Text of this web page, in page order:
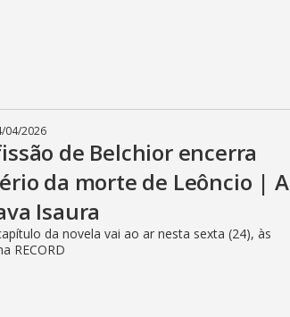
04/2026
de Belchior encerra
da morte de Leôncio | A
Isaura
da novela vai ao ar nesta sexta (24), às
RECORD